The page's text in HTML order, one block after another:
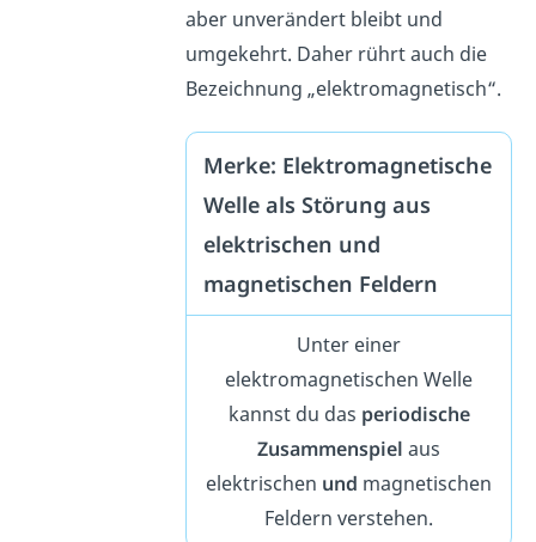
aber unverändert bleibt und
umgekehrt. Daher rührt auch die
Bezeichnung „elektromagnetisch“.
Merke: Elektromagnetische
Welle als Störung aus
elektrischen und
magnetischen Feldern
Unter einer
elektromagnetischen Welle
kannst du das periodische
Zusammenspiel aus
elektrischen und magnetischen
Feldern verstehen.